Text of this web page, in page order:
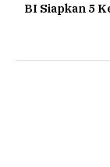
BI Siapkan 5